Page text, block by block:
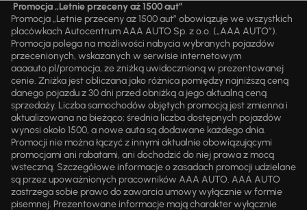
Promocja „Letnie przeceny aż 1500 aut”
Promocja „Letnie przeceny aż 1500 aut” obowiązuje we wszystkich
placówkach Autocentrum AAA AUTO Sp. z o.o. („AAA AUTO”).
Promocja polega na możliwości nabycia wybranych pojazdów
przecenionych, wskazanych w serwisie internetowym
aaaauto.pl/promocja, ze zniżką uwidocznioną w prezentowanej
cenie. Zniżka jest obliczana jako różnica pomiędzy najniższą ceną
danego pojazdu z 30 dni przed obniżką a jego aktualną ceną
sprzedaży. Liczba samochodów objętych promocją jest zmienna i
aktualizowana na bieżąco; średnia liczba dostępnych pojazdów
wynosi około 1500, a nowe auta są dodawane każdego dnia.
Promocji nie można łączyć z innymi aktualnie obowiązującymi
promocjami ani rabatami, ani dochodzić do niej prawa z mocą
wsteczną. Szczegółowe informacje o zasadach promocji udzielane
są przez upoważnionych pracowników AAA AUTO. AAA AUTO
zastrzega sobie prawo do zawarcia umowy wyłącznie w formie
pisemnej. Prezentowane informacje mają charakter wyłącznie